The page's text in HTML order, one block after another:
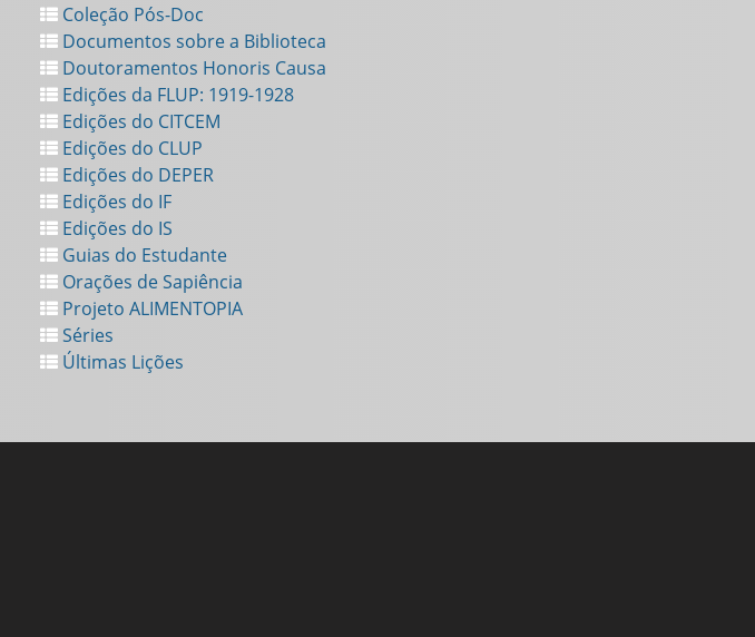
Coleção Pós-Doc
Documentos sobre a Biblioteca
Doutoramentos Honoris Causa
Edições da FLUP: 1919-1928
Edições do CITCEM
Edições do CLUP
Edições do DEPER
Edições do IF
Edições do IS
Guias do Estudante
Orações de Sapiência
Projeto ALIMENTOPIA
Séries
Últimas Lições